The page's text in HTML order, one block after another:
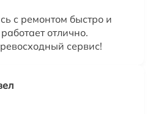
с ремонтом быстро и
отлично.
сервис!